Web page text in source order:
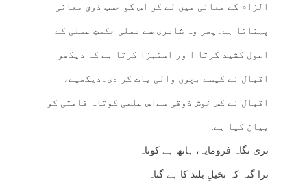
الزام کے معانی میں لے کر اس کو حسبِ ذوق معانی
پہناتا ہے۔پھر وہ شاعری سے عملی حکمتِ عملی کے
اصول کشید کرتا ا ور استہزا کرتا ہے کہ دیکھو
اقبال نے کیسے بچوں والی بات کر دی۔دیکھیے،
اقبال نے کس خوش ذوقی سےاس علمی کوتاہ قامتی کو
بیان کیا ہے:
تری نگاہ فرومایہ، ہاتھ ہے کوتاہ
ترا گنہ کہ نخیلِ بلند کا ہے گناہ